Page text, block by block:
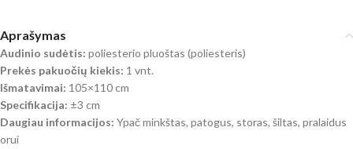
Aprašymas
Audinio sudėtis: poliesterio pluoštas (poliesteris)
Prekės pakuočių kiekis: 1 vnt.
Išmatavimai: 105×110 cm
Specifikacija: ±3 cm
Daugiau informacijos: Ypač minkštas, patogus, storas, šiltas, pralaidus
orui